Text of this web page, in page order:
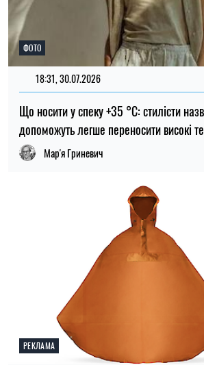
Надійний захист від дощу: плащі-пончо
Андрій Бугай